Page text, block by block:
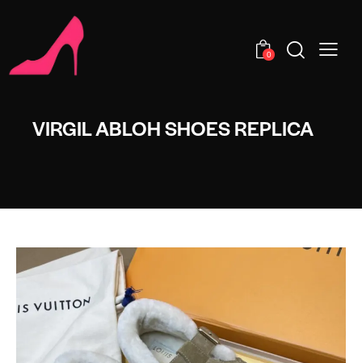
0
VIRGIL ABLOH SHOES REPLICA